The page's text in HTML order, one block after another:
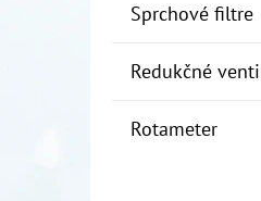
Sprchové filtre
Redukčné
Rotameter